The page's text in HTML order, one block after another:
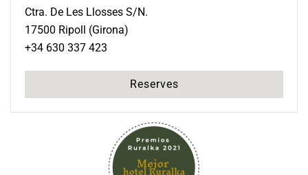
triar
a
la
producte
Ctra. De Les Llosses S/N.
17500 Ripoll (Girona)
+34 630 337 423
Reserves